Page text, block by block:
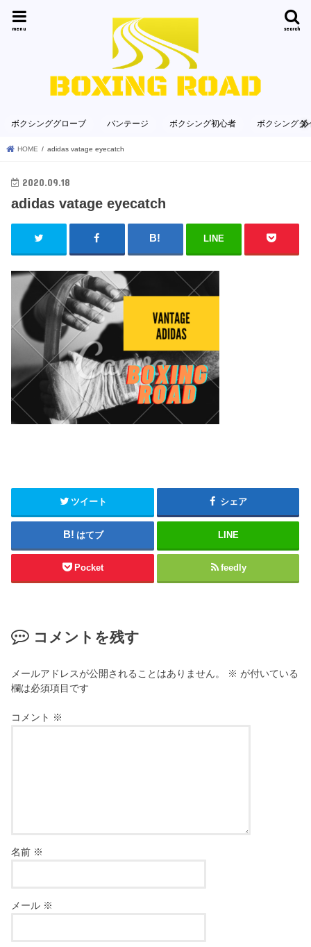
search
menu
ボクシンググローブ バンテージ ボクシング初心者 ボクシングダ
HOME adidas vatage eyecatch
2020.09.18
adidas vatage eyecatch
LINE
ツイート シェア
はてブ LINE
Pocket feedly
コメントを残す
メールアドレスが公開されることはありません。 ※ が付いている
欄は必須項目です
コメント ※
名前 ※
メール ※